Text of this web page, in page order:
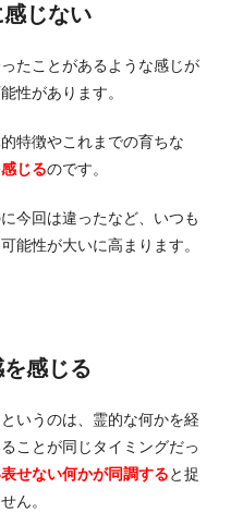
じない
たことがあるような感じが
性があります。
特徴やこれまでの育ちな
じるのです。
今回は違ったなど、いつも
能性が大いに高まります。
感じる
いうのは、霊的な何かを経
ことが同じタイミングだっ
せない何かが同調すると捉
ん。